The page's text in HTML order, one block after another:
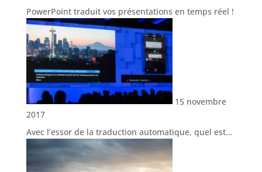
PowerPoint traduit vos présentations en temps réel !
15 novembre
2017
Avec l’essor de la traduction automatique, quel est…